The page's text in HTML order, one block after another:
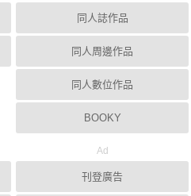
同人誌作品
同人周邊作品
同人數位作品
BOOKY
Ad
刊登廣告